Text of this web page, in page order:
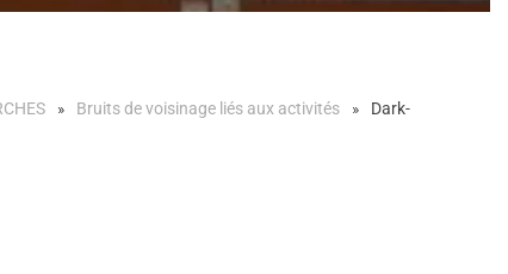
Bruits de voisinage liés aux activités
Dark-